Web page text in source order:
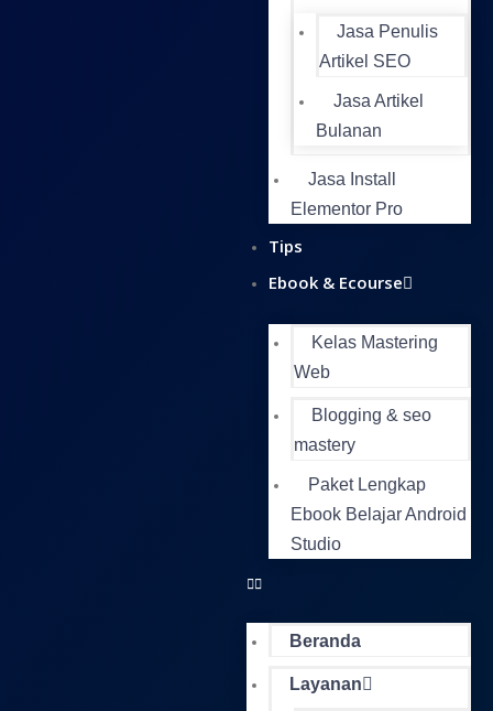
Jasa Penulis
Artikel SEO
Jasa Artikel
Bulanan
Jasa Install
Elementor Pro
Tips
Ebook & Ecourse
Kelas Mastering
Web
Blogging & seo
mastery
Paket Lengkap
Ebook Belajar Android
Studio
Beranda
Layanan